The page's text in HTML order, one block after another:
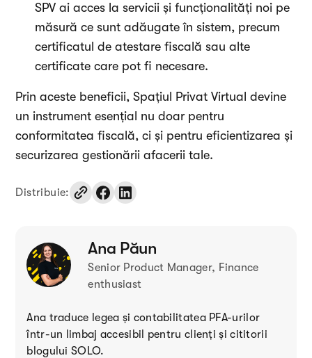
SPV ai acces la servicii și funcționalități noi pe
măsură ce sunt adăugate în sistem, precum
certificatul de atestare fiscală sau alte
certificate care pot fi necesare.
Prin aceste beneficii, Spațiul Privat Virtual devine
un instrument esențial nu doar pentru
conformitatea fiscală, ci și pentru eficientizarea și
securizarea gestionării afacerii tale.
Distribuie:
Ana Păun
Senior Product Manager, Finance
enthusiast
Ana traduce legea și contabilitatea PFA-urilor
într-un limbaj accesibil pentru clienți și cititorii
blogului SOLO.